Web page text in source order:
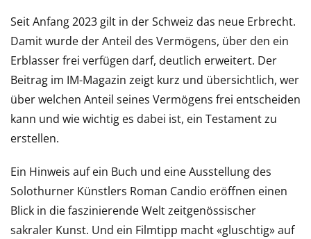
Seit Anfang 2023 gilt in der Schweiz das neue Erbrecht.
Damit wurde der Anteil des Vermögens, über den ein
Erblasser frei verfügen darf, deutlich erweitert. Der
Beitrag im IM-Magazin zeigt kurz und übersichtlich, wer
über welchen Anteil seines Vermögens frei entscheiden
kann und wie wichtig es dabei ist, ein Testament zu
erstellen.
Ein Hinweis auf ein Buch und eine Ausstellung des
Solothurner Künstlers Roman Candio eröffnen einen
Blick in die faszinierende Welt zeitgenössischer
sakraler Kunst. Und ein Filmtipp macht «gluschtig» auf